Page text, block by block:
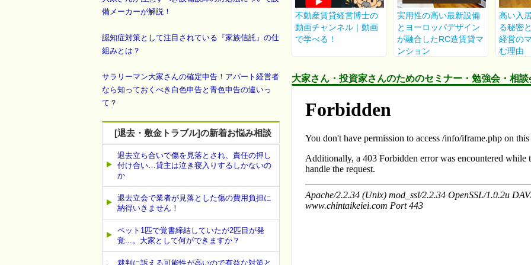
大家さん・投資家さんのためのセミナー・勉強会・相談
備メーカーが解説！
認知症対策として注目されている『家族信託』の仕
組みとは？
サラリーマン大家さんの確定申告！アパート経営者
なら知っておくべき白色申告と青色申告の違いっ
て？
[退去・敷金トラブル]の新着お悩み相談
退去立ち合いで傷を見落とされ、責任の押し
付け合い…貸主は泣き寝入りするしかないの
か
退去立会で業者が見落とした傷の費用負担に
納得いきません！
ペット1匹で覚書締結していたが2匹目が発
覚...。大家として何ができますか？
裁判に訴える可能性が高いので有益な対策と